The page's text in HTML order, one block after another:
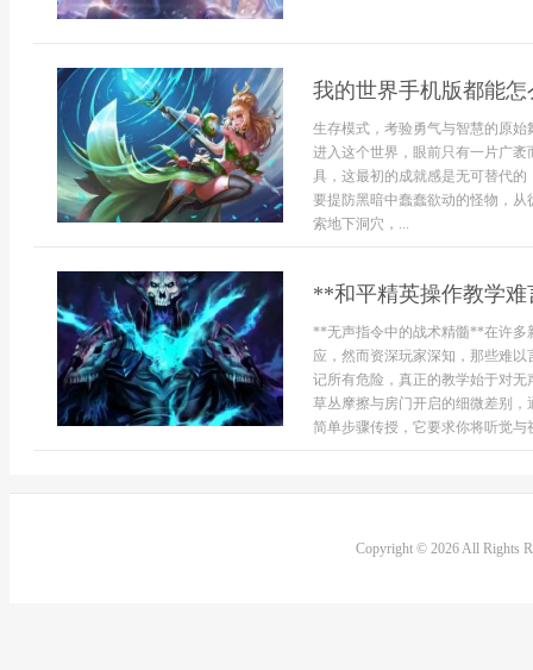
我的世界手机版都能
生存模式，考验勇气与智慧的原
进入这个世界，眼前只有一片广
具，这最初的成就感是无可替代
要提防黑暗中蠢蠢欲动的怪物，
索地下洞穴，...
**和平精英操作教学
**无声指令中的战术精髓**在许多
应，然而资深玩家深知，那些难
记所有危险，真正的教学始于对
草丛摩擦与房门开启的细微差别
简单步骤传授，它要求你将听觉与
Copyright © 2026 All Rights